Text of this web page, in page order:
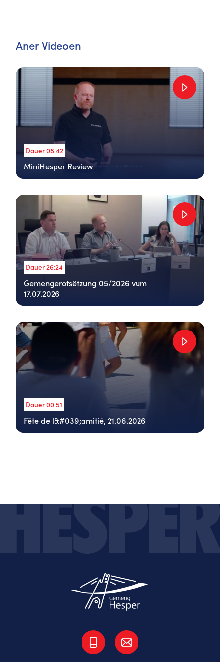
Aner Videoen
Dauer 08:42
MiniHesper Review
Dauer 26:24
Gemengerotsëtzung 05/2026 vum
17.07.2026
Dauer 00:51
Fête de l&#039;amitié, 21.06.2026